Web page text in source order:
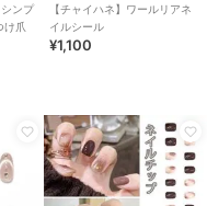
ンプ
け爪
【チャイハネ】ワールリアネ
イルシール
¥1,100